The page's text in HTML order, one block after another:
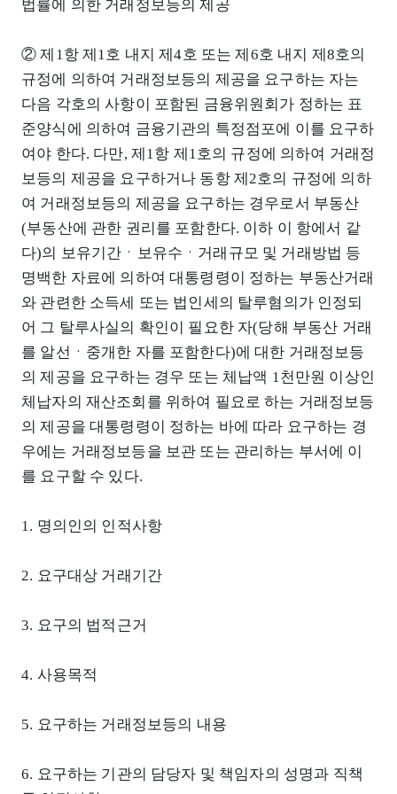
법률에 의한 거래정보등의 제공
② 제1항 제1호 내지 제4호 또는 제6호 내지 제8호의
규정에 의하여 거래정보등의 제공을 요구하는 자는
다음 각호의 사항이 포함된 금융위원회가 정하는 표
준양식에 의하여 금융기관의 특정점포에 이를 요구하
여야 한다. 다만, 제1항 제1호의 규정에 의하여 거래정
보등의 제공을 요구하거나 동항 제2호의 규정에 의하
여 거래정보등의 제공을 요구하는 경우로서 부동산
(부동산에 관한 권리를 포함한다. 이하 이 항에서 같
다)의 보유기간ㆍ보유수ㆍ거래규모 및 거래방법 등
명백한 자료에 의하여 대통령령이 정하는 부동산거래
와 관련한 소득세 또는 법인세의 탈루혐의가 인정되
어 그 탈루사실의 확인이 필요한 자(당해 부동산 거래
를 알선ㆍ중개한 자를 포함한다)에 대한 거래정보등
의 제공을 요구하는 경우 또는 체납액 1천만원 이상인
체납자의 재산조회를 위하여 필요로 하는 거래정보등
의 제공을 대통령령이 정하는 바에 따라 요구하는 경
우에는 거래정보등을 보관 또는 관리하는 부서에 이
를 요구할 수 있다.
1. 명의인의 인적사항
2. 요구대상 거래기간
3. 요구의 법적근거
4. 사용목적
5. 요구하는 거래정보등의 내용
6. 요구하는 기관의 담당자 및 책임자의 성명과 직책